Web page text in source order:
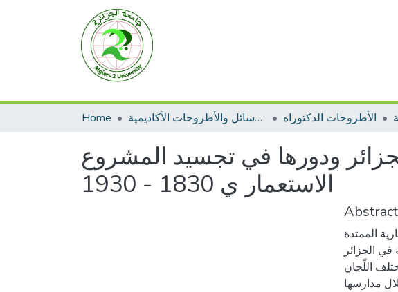
Home الرسائل والأطروحات الأكاديمية الأطروحات الدكتوراه
ودورها في تجسيد المشروع
الاستعمار ي 1830 - 1930
Abstract
الممتدة
في الجزائر
اللّجان
مدارسها